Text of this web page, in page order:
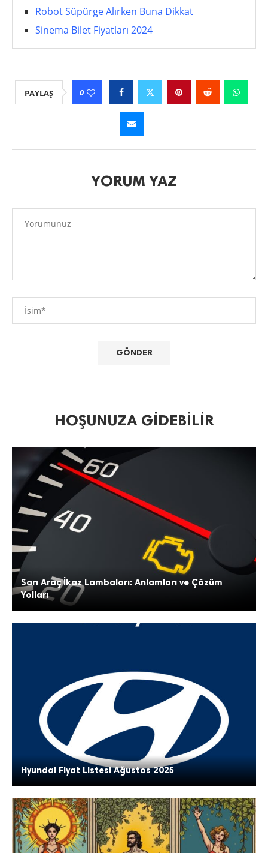
Robot Süpürge Alırken Buna Dikkat
Sinema Bilet Fiyatları 2024
PAYLAŞ 0
YORUM YAZ
HOŞUNUZA GIDEBILIR
Sarı Araç İkaz Lambaları: Anlamları ve Çözüm
Yolları
Hyundai Fiyat Listesi Ağustos 2025